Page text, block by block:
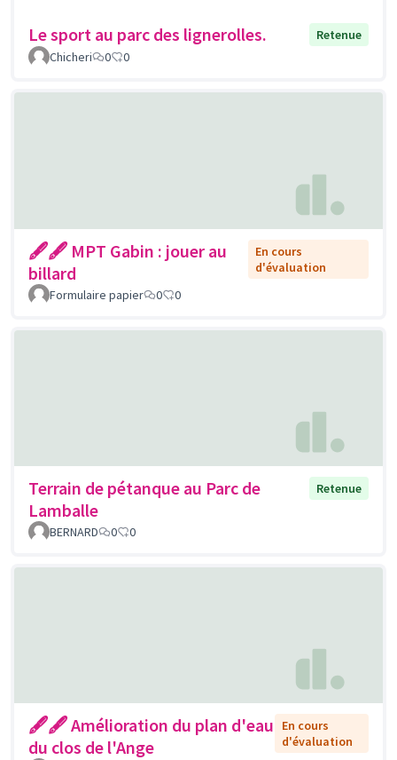
Le sport au parc des lignerolles.
Retenue
Chicheri
0 0
🖋🖋 MPT Gabin : jouer au
billard
En cours
d'évaluation
Formulaire papier
0 0
Terrain de pétanque au Parc de
Lamballe
Retenue
BERNARD 0 0
🖋🖋 Amélioration du plan d'eau
du clos de l'Ange
En cours
d'évaluation